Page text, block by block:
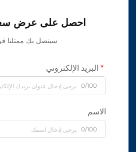
احصل على عرض
سيتصل بك ممثلنا
البريد الإلكتروني
0/100
الاسم
0/100